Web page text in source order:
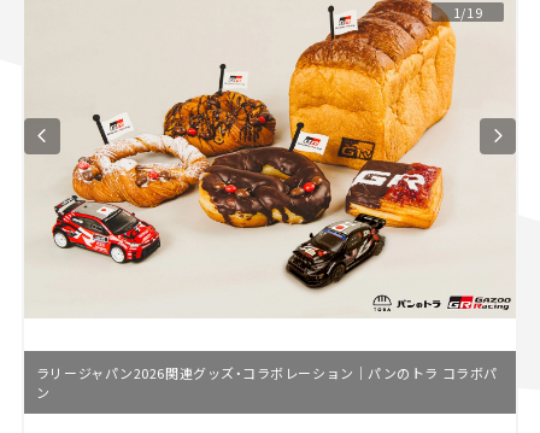
1/19
ラリージャパン2026関連グッズ・コラボレーション｜パンのトラ コラボパ
ン